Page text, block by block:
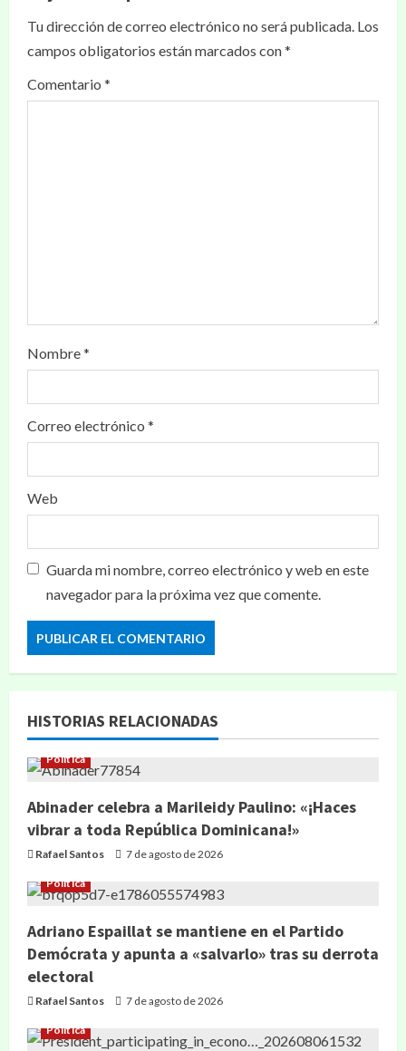
Tu dirección de correo electrónico no será publicada. Los
campos obligatorios están marcados con*
Comentario *
Nombre*
Correo electrónico *
Web
Guarda mi nombre, correo electrónico y web en este
navegador para la próxima vez que comente.
HISTORIAS RELACIONADAS
Política
Abinader celebra a Marileidy Paulino: «¡Haces
vibrar a toda República Dominicana!»
Rafael Santos 7 de agosto de 2026
Política
Adriano Espaillat se mantiene en el Partido
Demócrata y apunta a «salvarlo» tras su derrota
electoral
Rafael Santos 7 de agosto de 2026
Política